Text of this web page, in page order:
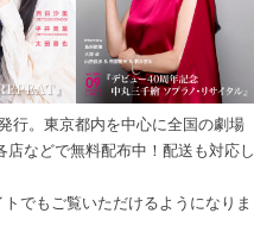
行。東京都内を中心に全国の劇場
店などで無料配布中！配送も対応し
でもご覧いただけるようになりま